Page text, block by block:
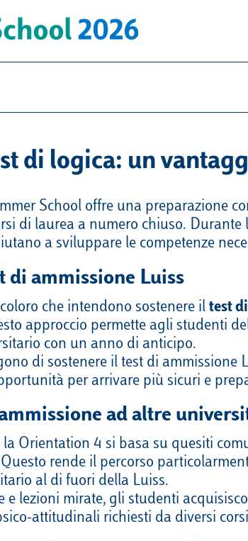
2025
di logica: un
School offre una preparazione
di laurea a numero chiuso.
a sviluppare le competenze
di ammissione Luiss
che intendono sostenere il test
approccio permette agli studenti
con un anno di anticipo.
di sostenere il test di ammissione
per arrivare più sicuri e
ad altre
Orientation 4 si basa su quesiti
rende il percorso
al di fuori della Luiss.
e lezioni mirate, gli studenti
attitudinali richiesti da diversi